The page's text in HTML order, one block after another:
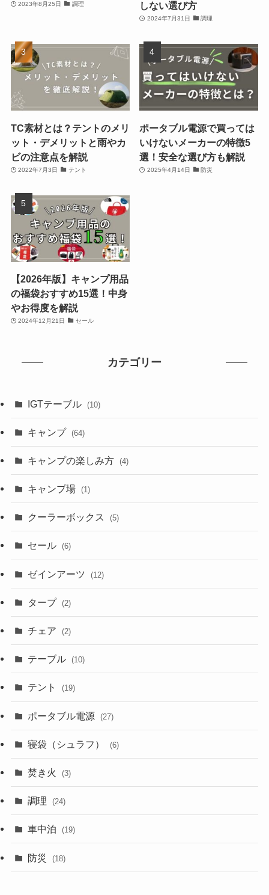
2023年8月25日 調理
しない選び方
2024年7月31日 調理
TC素材とは？テントのメリ
ット・デメリットと雨やカ
ビの注意点を解説
2022年7月3日 テント
ポータブル電源で買っては
いけないメーカーの特徴5
選！安全な選び方も解説
2025年4月14日 防災
【2026年版】キャンプ用品
の福袋おすすめ15選！中身
やお得度を解説
2024年12月21日 セール
カテゴリー
IGTテーブル (10)
キャンプ (64)
キャンプの楽しみ方 (4)
キャンプ場 (1)
クーラーボックス (5)
セール (6)
ゼインアーツ (12)
タープ (2)
チェア (2)
テーブル (10)
テント (19)
ポータブル電源 (27)
寝袋（シュラフ） (6)
焚き火 (3)
調理 (24)
車中泊 (19)
防災 (18)